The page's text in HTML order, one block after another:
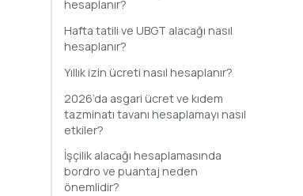
hesaplanır?
Hafta tatili ve UBGT alacağı nasıl
hesaplanır?
Yıllık izin ücreti nasıl hesaplanır?
2026’da asgari ücret ve kıdem
tazminatı tavanı hesaplamayı nasıl
etkiler?
İşçilik alacağı hesaplamasında
bordro ve puantaj neden
önemlidir?